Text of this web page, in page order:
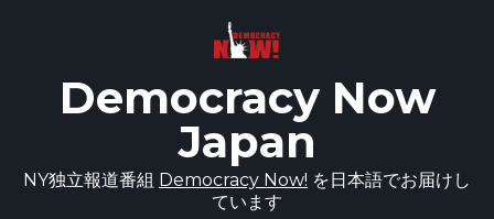
Democracy Now
Japan
NY独立報道番組 Democracy Now! を日本語でお届けし
ています